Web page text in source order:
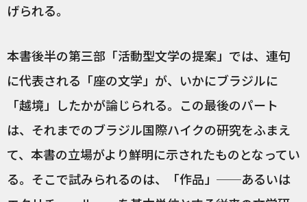
げられる。
本書後半の第三部「活動型文学の提案」では、連句
に代表される「座の文学」が、いかにブラジルに
「越境」したかが論じられる。この最後のパート
は、それまでのブラジル国際ハイクの研究をふまえ
て、本書の立場がより鮮明に示されたものとなってい
る。そこで試みられるのは、「作品」──あるいは